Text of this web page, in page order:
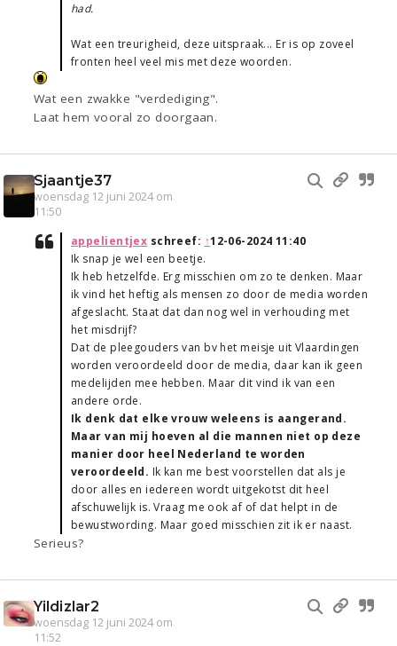
had.
Wat een treurigheid, deze uitspraak... Er is op zoveel
fronten heel veel mis met deze woorden.
Wat een zwakke "verdediging".
Laat hem vooral zo doorgaan.
Sjaantje37
woensdag 12 juni 2024 om
11:50
appelientjex schreef: ↑12-06-2024 11:40
Ik snap je wel een beetje.
Ik heb hetzelfde. Erg misschien om zo te denken. Maar
ik vind het heftig als mensen zo door de media worden
afgeslacht. Staat dat dan nog wel in verhouding met
het misdrijf?
Dat de pleegouders van bv het meisje uit Vlaardingen
worden veroordeeld door de media, daar kan ik geen
medelijden mee hebben. Maar dit vind ik van een
andere orde.
Ik denk dat elke vrouw weleens is aangerand.
Maar van mij hoeven al die mannen niet op deze
manier door heel Nederland te worden
veroordeeld. Ik kan me best voorstellen dat als je
door alles en iedereen wordt uitgekotst dit heel
afschuwelijk is. Vraag me ook af of dat helpt in de
bewustwording. Maar goed misschien zit ik er naast.
Serieus?
Yildizlar2
woensdag 12 juni 2024 om
11:52